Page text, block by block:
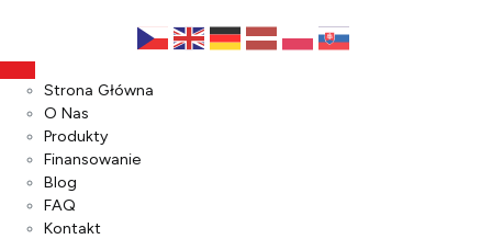
Strona Główna
O Nas
Produkty
Finansowanie
Blog
FAQ
Kontakt